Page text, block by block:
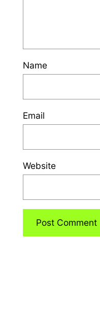
Name
Email
Website